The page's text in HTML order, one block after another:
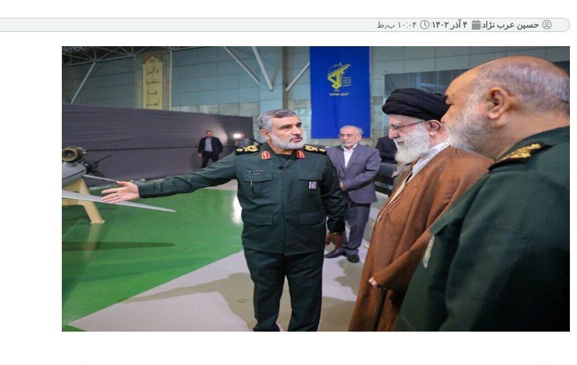
حسین عرب نژاد ۴ آذر ۱۴۰۲ ۱۰:۰۴ ب٫ظ